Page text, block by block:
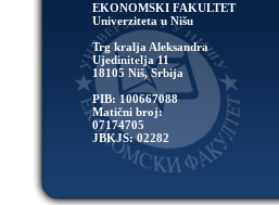
EKONOMSKI FAKULTET
Univerziteta u Nišu
Trg kralja Aleksandra
Ujedinitelja 11
18105 Niš, Srbija
PIB: 100667088
Matični broj:
07174705
JBKJS: 02282